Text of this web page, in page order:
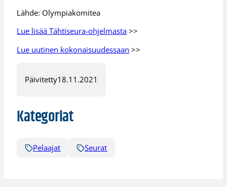
Lähde: Olympiakomitea
Lue lisää Tähtiseura-ohjelmasta >>
Lue uutinen kokonaisuudessaan >>
Päivitetty18.11.2021
Kategoriat
Pelaajat Seurat